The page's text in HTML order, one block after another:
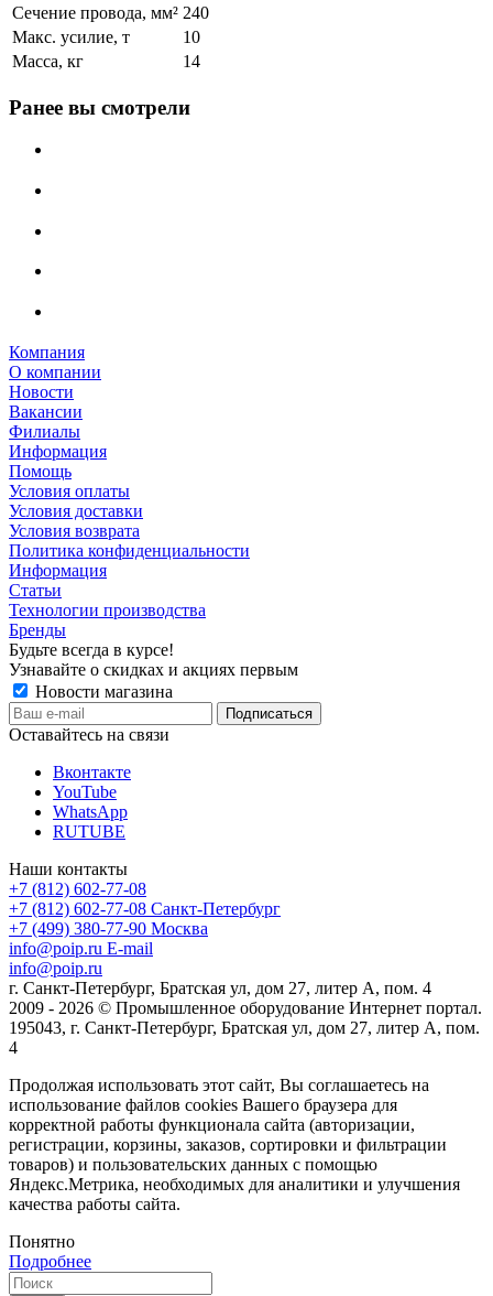
Сечение провода, мм² 240
Макс. усилие, т
10
Масса, кг
14
Ранее вы смотрели
Компания
О компании
Новости
Вакансии
Филиалы
Информация
Помощь
Условия оплаты
Условия доставки
Условия возврата
Политика конфиденциальности
Информация
Статьи
Технологии производства
Бренды
Будьте всегда в курсе!
Узнавайте о скидках и акциях первым
Новости магазина
Оставайтесь на связи
Вконтакте
YouTube
WhatsApp
RUTUBE
Наши контакты
+7 (812) 602-77-08
+7 (812) 602-77-08 Санкт-Петербург
+7 (499) 380-77-90 Москва
info@poip.ru E-mail
info@poip.ru
г. Санкт-Петербург, Братская ул, дом 27, литер А, пом. 4
2009 - 2026 © Промышленное оборудование Интернет портал.
195043, г. Санкт-Петербург, Братская ул, дом 27, литер А, пом.
4
Продолжая использовать этот сайт, Вы соглашаетесь на
использование файлов cookies Вашего браузера для
корректной работы функционала сайта (авторизации,
регистрации, корзины, заказов, сортировки и фильтрации
товаров) и пользовательских данных с помощью
Яндекс.Метрика, необходимых для аналитики и улучшения
качества работы сайта.
Понятно
Подробнее